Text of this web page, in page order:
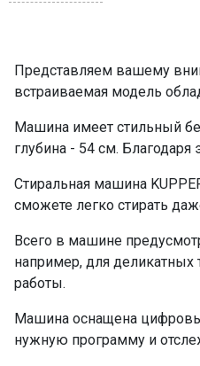
Белый хлопок
Eco
Быстрая стирка 30 мин
Быстрая стирка 45 мин
Деликатные ткани
Ручная стирка
Сорочки
Хлопок
Хлопок + предварительная
Шерсть
Смешанные ткани
Представляем вашему
встраиваемая модель
Машина имеет стильный
глубина - 54 см.
Стиральная машина
сможете легко стирать
Всего в машине
например, для деликатных
работы.
Машина оснащена
нужную программу и